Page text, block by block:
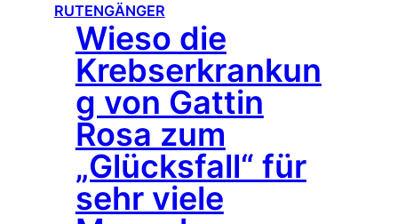
RUTENGÄNGER
Wieso die
Krebserkrankun
g von Gattin
Rosa zum
„Glücksfall“ für
sehr viele